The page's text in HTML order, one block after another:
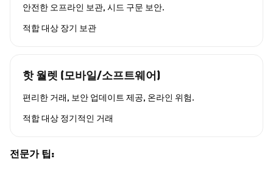
안전한 오프라인 보관, 시드 구문 보안.
적합 대상 장기 보관
핫 월렛 (모바일/소프트웨어)
편리한 거래, 보안 업데이트 제공, 온라인 위험.
적합 대상 정기적인 거래
전문가 팁: